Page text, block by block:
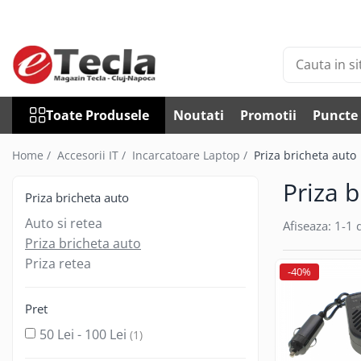
Toate Produsele
Accesorii Diverse
Accesorii auto
Auto accesorii scule
Becuri auto
Car DVR
Car FM
Huse Talon & Permis
Tractare Auto
Huse foto
Articole divertisment
Toate Produsele Noutati Promotii
Home / Accesorii IT / Incarcatoare Laptop / Priza bricheta auto
Priza
Priza bricheta auto
Auto si retea
Priza bricheta auto
Priza retea
Pret
50 Lei - 100 Lei (1)
Afiseaza: 1-1
-40%